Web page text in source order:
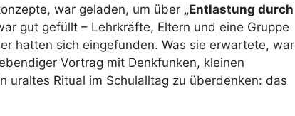
war geladen, um über „Entlastung durch
gut gefüllt – Lehrkräfte, Eltern und eine Gruppe
hatten sich eingefunden. Was sie erwartete, war
Vortrag mit Denkfunken, kleinen
uraltes Ritual im Schulalltag zu überdenken: das